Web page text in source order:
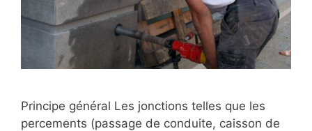
Principe général Les jonctions telles que les
percements (passage de conduite, caisson de